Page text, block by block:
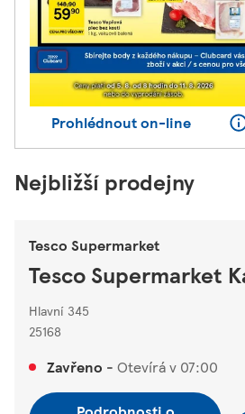
Prohlédnout on-line
Nejbližší prodejny
Tesco Supermarket
Tesco Supermarket
Hlavní 345
25168
Zavřeno - Otevírá v 07:00